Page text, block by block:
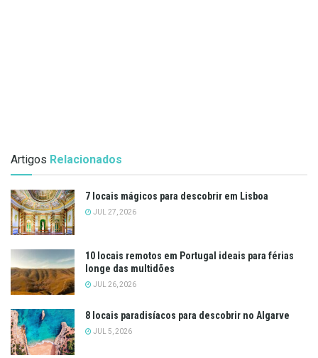
Artigos Relacionados
7 locais mágicos para descobrir em Lisboa
JUL 27, 2026
10 locais remotos em Portugal ideais para férias
longe das multidões
JUL 26, 2026
8 locais paradisíacos para descobrir no Algarve
JUL 5, 2026